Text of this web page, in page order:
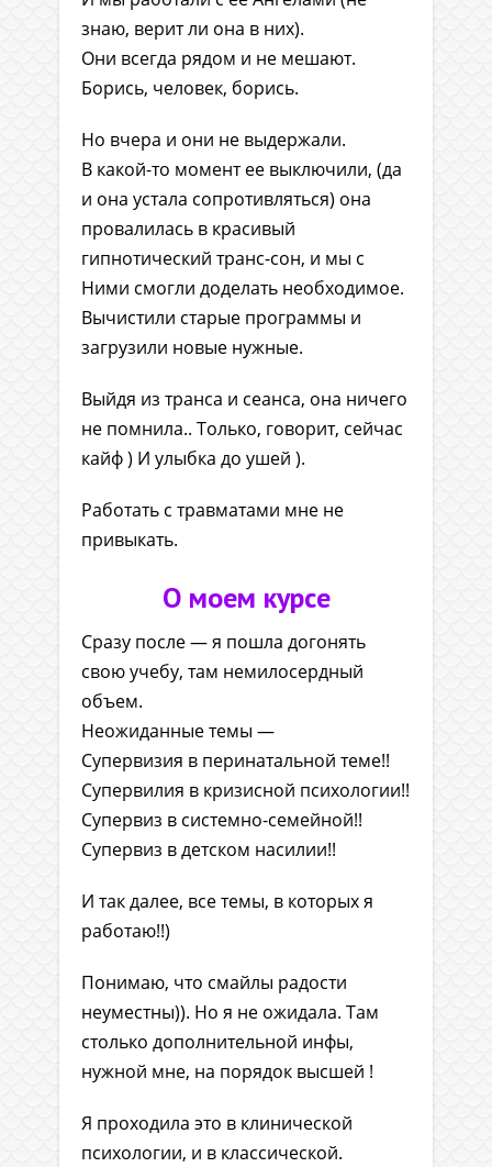
знаю, верит ли она в них).
Они всегда рядом и не мешают.
Борись, человек, борись.
Но вчера и они не выдержали.
В какой-то момент ее выключили, (да
и она устала сопротивляться) она
провалилась в красивый
гипнотический транс-сон, и мы с
Ними смогли доделать необходимое.
Вычистили старые программы и
загрузили новые нужные.
Выйдя из транса и сеанса, она ничего
не помнила.. Только, говорит, сейчас
кайф ) И улыбка до ушей ).
Работать с травматами мне не
привыкать.
О моем курсе
Сразу после — я пошла догонять
свою учебу, там немилосердный
объем.
Неожиданные темы —
Супервизия в перинатальной теме!!
Супервилия в кризисной психологии!!
Супервиз в системно-семейной!!
Супервиз в детском насилии!!
И так далее, все темы, в которых я
работаю!!)
Понимаю, что смайлы радости
неуместны)). Но я не ожидала. Там
столько дополнительной инфы,
нужной мне, на порядок высшей !
Я проходила это в клинической
психологии, и в классической.